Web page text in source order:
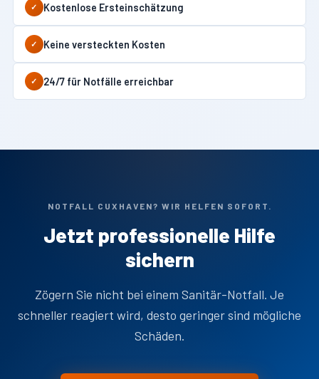
✓ Kostenlose Ersteinschätzung
✓ Keine versteckten Kosten
✓ 24/7 für Notfälle erreichbar
NOTFALL CUXHAVEN? WIR HELFEN SOFORT.
Jetzt professionelle Hilfe
sichern
Zögern Sie nicht bei einem Sanitär-Notfall. Je
schneller reagiert wird, desto geringer sind mögliche
Schäden.